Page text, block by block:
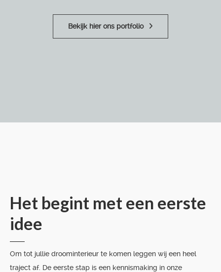
Bekijk hier ons portfolio
Het begint met een eerste
idee
Om tot jullie droominterieur te komen leggen wij een heel
traject af. De eerste stap is een kennismaking in onze